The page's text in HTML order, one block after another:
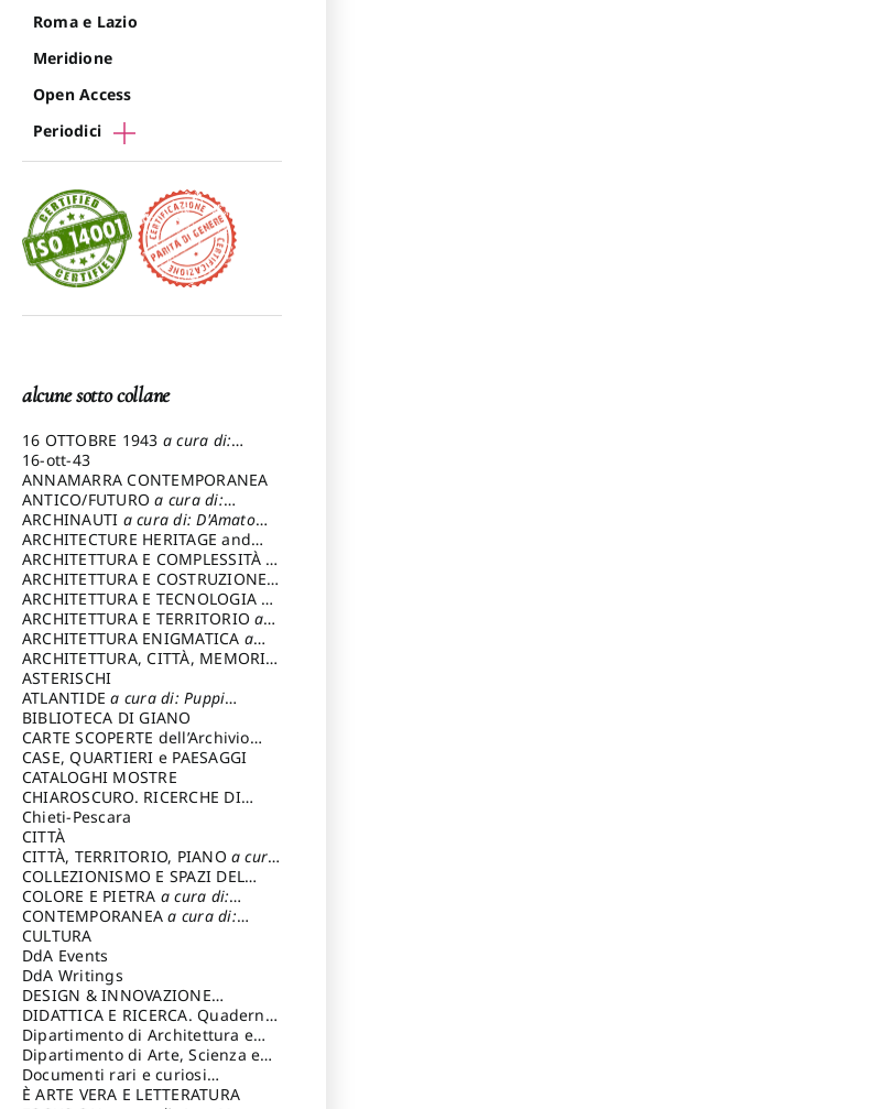
Roma e Lazio
Meridione
Open Access
Periodici
alcune sotto collane
16 OTTOBRE 1943 a cura di:
Pezzetti Marcello
16-ott-43
ANNAMARRA CONTEMPORANEA
ANTICO/FUTUROa cura di:
Varagnoli Claudio
ARCHINAUTI a cura di: D'Amato
Claudio
ARCHITECTURE HERITAGE and
DESIGN
ARCHITETTURA E COMPLESSITÀ a
cura di: Piva Antonio
ARCHITETTURA E COSTRUZIONEa
cura di: Poretti Sergio
ARCHITETTURA E TECNOLOGIA a
cura di: Carrara Gianfranco
ARCHITETTURA E TERRITORIOa
cura di: Pietrogrande Enrico
ARCHITETTURA ENIGMATICA a
cura di: Lenci Ruggero
ARCHITETTURA, CITTÀ, MEMORIA
a cura di: Valeriani Enrico
ASTERISCHI
ATLANTIDEa cura di: Puppi
Lionello
BIBLIOTECA DI GIANO
CARTE SCOPERTE dell’Archivio
Storico Capitolino
CASE, QUARTIERI e PAESAGGI
CATALOGHI MOSTRE
CHIAROSCURO. RICERCHE DI
STORIA E STORIA DELL'ARTE
cura di: Di Carpegna Falconieri
Tommaso
Chieti-Pescara
CITTÀ
CITTÀ, TERRITORIO, PIANO a cura
di: Imbesi Giuseppe
COLLEZIONISMO E SPAZI DEL
COLLEZIONISMO a cura di:
Magnani Lauro
COLORE E PIETRA a cura di:
Selvaggi Giuseppe
CONTEMPORANEAa cura di:
Gubinelli Luna
CULTURA
DdA Events
DdA Writings
DESIGN & INNOVAZIONE
TECNOLOGICAa cura di: Vallicelli
Andrea
DIDATTICA E RICERCA. Quaderni
della Scuola
Dipartimento di Architettura e
Analisi della Città Mediterranea
Dipartimento di Arte, Scienza e
Tecnica del Costuire
Documenti rari e curiosi
dall'Archivio Segreto
È ARTE VERA E LETTERATURA